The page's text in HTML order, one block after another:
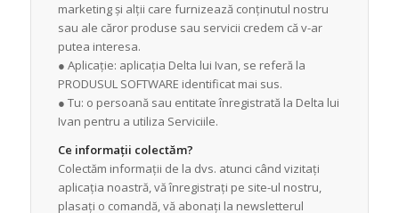
marketing și alții care furnizează conținutul nostru
sau ale căror produse sau servicii credem că v-ar
putea interesa.
● Aplicație: aplicația Delta lui Ivan, se referă la
PRODUSUL SOFTWARE identificat mai sus.
● Tu: o persoană sau entitate înregistrată la Delta lui
Ivan pentru a utiliza Serviciile.
Ce informații colectăm?
Colectăm informații de la dvs. atunci când vizitați
aplicația noastră, vă înregistrați pe site-ul nostru,
plasați o comandă, vă abonați la newsletterul